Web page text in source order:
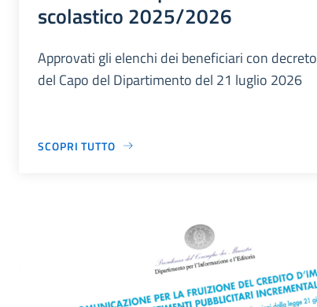
scolastico 2025/2026
Approvati gli elenchi dei beneficiari con decreto
del Capo del Dipartimento del 21 luglio 2026
SCOPRI TUTTO